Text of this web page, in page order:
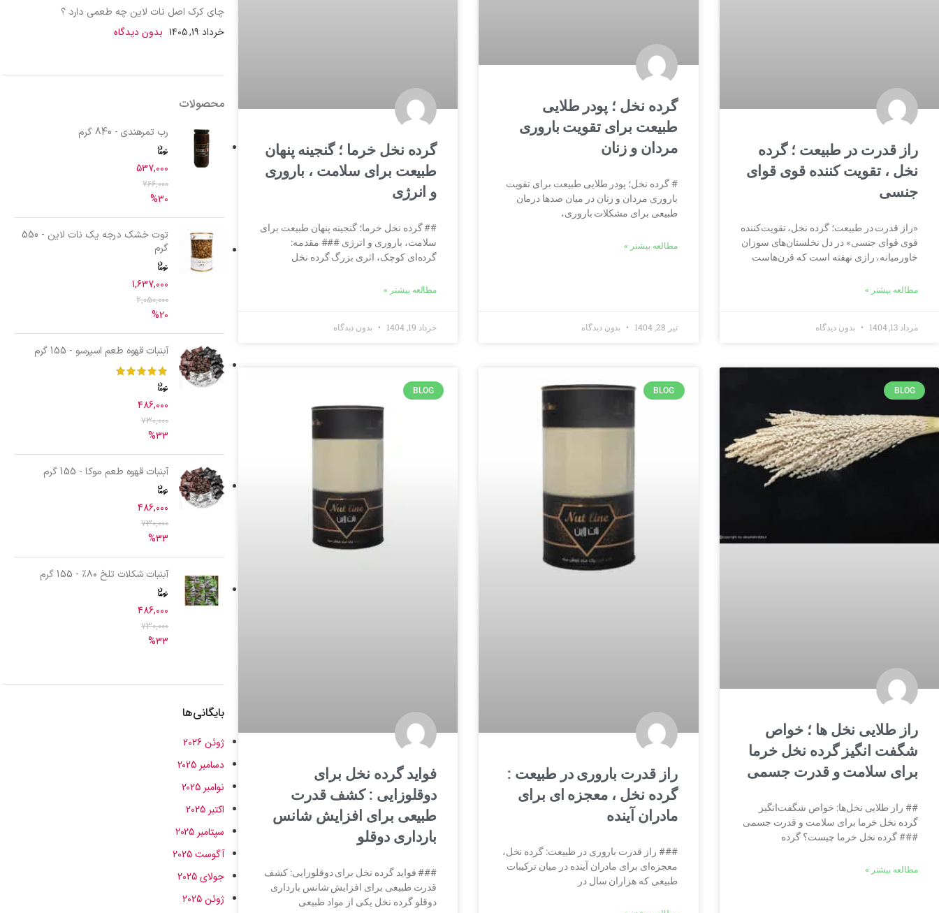
راز قدرت در طبیعت ؛ گرده
نخل ، تقویت کننده قوی قوای
جنسی
«راز قدرت در طبیعت؛ گرده نخل، تقویت‌کننده
قوی قوای جنسی» در دل نخلستان‌های سوزان
خاورمیانه، رازی نهفته است که قرن‌هاست
مطالعه بیشتر »
مرداد 13, 1404 بدون دیدگاه
گرده نخل ؛ پودر طلایی
طبیعت برای تقویت باروری
مردان و زنان
# گرده نخل؛ پودر طلایی طبیعت برای تقویت
باروری مردان و زنان در میان صدها درمان
طبیعی برای مشکلات باروری،
مطالعه بیشتر »
تیر 28, 1404 بدون دیدگاه
گرده نخل خرما ؛ گنجینه پنهان
طبیعت برای سلامت ، باروری
و انرژی
## گرده نخل خرما؛ گنجینه پنهان طبیعت برای
سلامت، باروری و انرژی ### مقدمه:
گرده‌ای کوچک، اثری بزرگ گرده نخل
مطالعه بیشتر »
خرداد 19, 1404 بدون دیدگاه
BLOG
راز طلایی نخل ها ؛ خواص
شگفت انگیز گرده نخل خرما
برای سلامت و قدرت جسمی
## راز طلایی نخل‌ها: خواص شگفت‌انگیز
گرده نخل خرما برای سلامت و قدرت جسمی
### گرده نخل خرما چیست؟ گرده
مطالعه بیشتر »
BLOG
راز قدرت باروری در طبیعت :
گرده نخل ، معجزه ای برای
مادران آینده
### راز قدرت باروری در طبیعت: گرده نخل،
معجزه‌ای برای مادران آینده در میان ترکیبات
طبیعی که هزاران سال در
BLOG
فواید گرده نخل برای
دوقلوزایی : کشف قدرت
طبیعی برای افزایش شانس
بارداری دوقلو
### فواید گرده نخل برای دوقلوزایی: کشف
قدرت طبیعی برای افزایش شانس بارداری
دوقلو گرده نخل یکی از مواد طبیعی
چای کرک اصل نات لاین چه طعمی دارد ؟
خرداد 19, 1405 بدون دیدگاه
محصولات
رب تمرهندی - 840 گرم
537,000
766,000
%30
توت خشک درجه یک نات لاین - 550
گرم
1,637,000
2,050,000
%20
آبنبات قهوه طعم اسپرسو - 155 گرم
486,000
730,000
%33
آبنبات قهوه طعم موکا - 155 گرم
486,000
730,000
%33
آبنبات شکلات تلخ ۸۰٪ - 155 گرم
486,000
730,000
%33
بایگانی‌ها
ژوئن 2026
دسامبر 2025
نوامبر 2025
اکتبر 2025
سپتامبر 2025
آگوست 2025
جولای 2025
ژوئن 2025